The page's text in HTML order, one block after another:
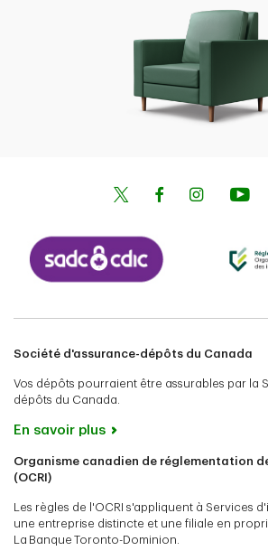
Société d'assurance-dépôts du Canada
Vos dépôts pourraient être assurables par la
dépôts du Canada.
En savoir plus
Organisme canadien de réglementation
(OCRI)
Les règles de l'OCRI s'appliquent à Services
une entreprise distincte et une filiale en
La Banque Toronto-Dominion.